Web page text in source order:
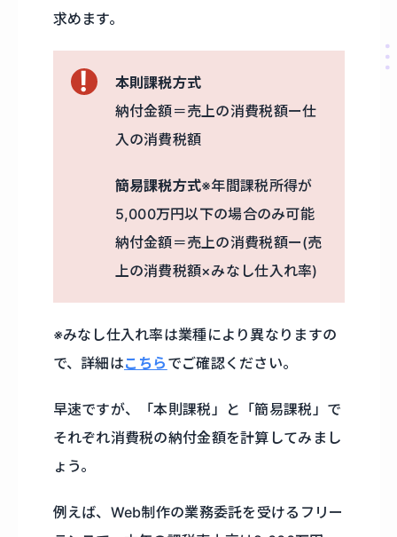
求めます。
本則課税方式
納付金額＝売上の消費税額ー仕
入の消費税額
簡易課税方式※年間課税所得が
5,000万円以下の場合のみ可能
納付金額＝売上の消費税額ー(売
上の消費税額×みなし仕入れ率)
※みなし仕入れ率は業種により異なりますの
で、詳細はこちら でご確認ください。
早速ですが、「本則課税」と「簡易課税」で
それぞれ消費税の納付金額を計算してみまし
ょう。
例えば、Web制作の業務委託を受けるフリー